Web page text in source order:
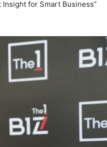
for Smart Business”